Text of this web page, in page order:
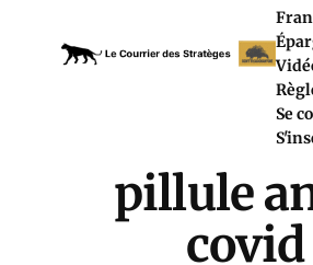
Se
pillule
covid